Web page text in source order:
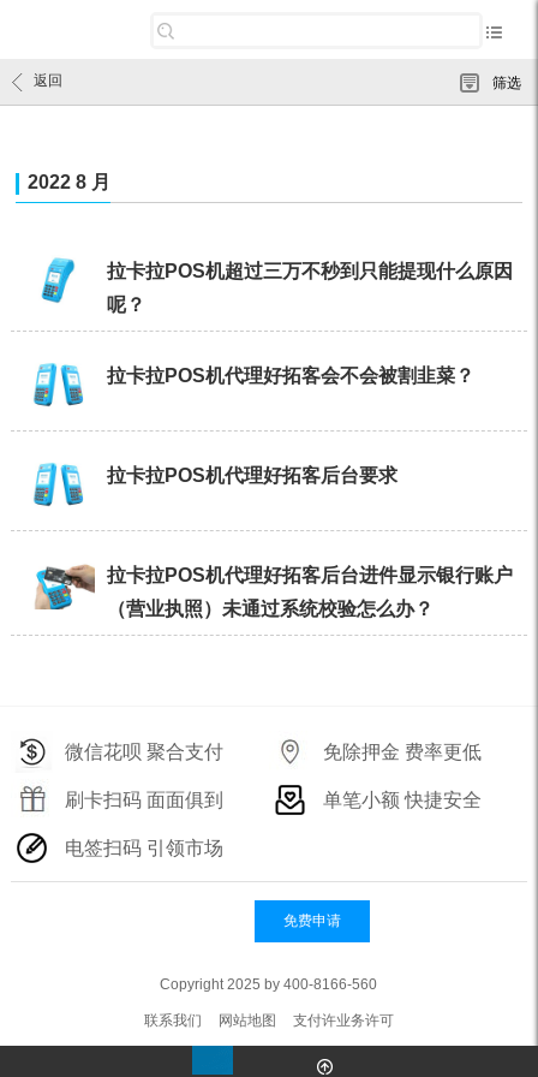
返回 筛选
2022 8 月
拉卡拉POS机超过三万不秒到只能提现什么原因
呢？
拉卡拉POS机代理好拓客会不会被割韭菜？
拉卡拉POS机代理好拓客后台要求
拉卡拉POS机代理好拓客后台进件显示银行账户
（营业执照）未通过系统校验怎么办？
微信花呗 聚合支付 免除押金 费率更低
刷卡扫码 面面俱到 单笔小额 快捷安全
电签扫码 引领市场
免费申请
Copyright 2025 by 400-8166-560
联系我们 网站地图 支付许业务许可